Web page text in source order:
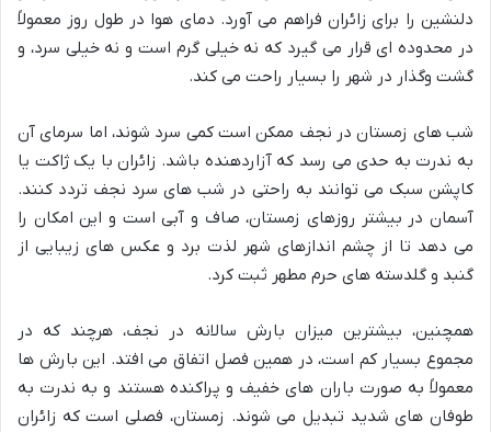
دلنشین را برای زائران فراهم می آورد. دمای هوا در طول روز معمولاً
در محدوده ای قرار می گیرد که نه خیلی گرم است و نه خیلی سرد، و
گشت وگذار در شهر را بسیار راحت می کند.
شب های زمستان در نجف ممکن است کمی سرد شوند، اما سرمای آن
به ندرت به حدی می رسد که آزاردهنده باشد. زائران با یک ژاکت یا
کاپشن سبک می توانند به راحتی در شب های سرد نجف تردد کنند.
آسمان در بیشتر روزهای زمستان، صاف و آبی است و این امکان را
می دهد تا از چشم اندازهای شهر لذت برد و عکس های زیبایی از
گنبد و گلدسته های حرم مطهر ثبت کرد.
همچنین، بیشترین میزان بارش سالانه در نجف، هرچند که در
مجموع بسیار کم است، در همین فصل اتفاق می افتد. این بارش ها
معمولاً به صورت باران های خفیف و پراکنده هستند و به ندرت به
طوفان های شدید تبدیل می شوند. زمستان، فصلی است که زائران